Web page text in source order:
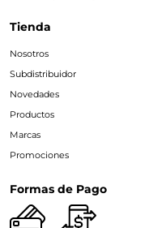
Tienda
Nosotros
Subdistribuidor
Novedades
Productos
Marcas
Promociones
Formas de Pago